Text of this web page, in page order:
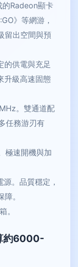
Radeon顯卡
》等網游，
留出空間與預
的供電與充足
升級高速固態
。雙通道配
任務游刃有
極速開機與加
。品質穩定，
。
。
約6000-